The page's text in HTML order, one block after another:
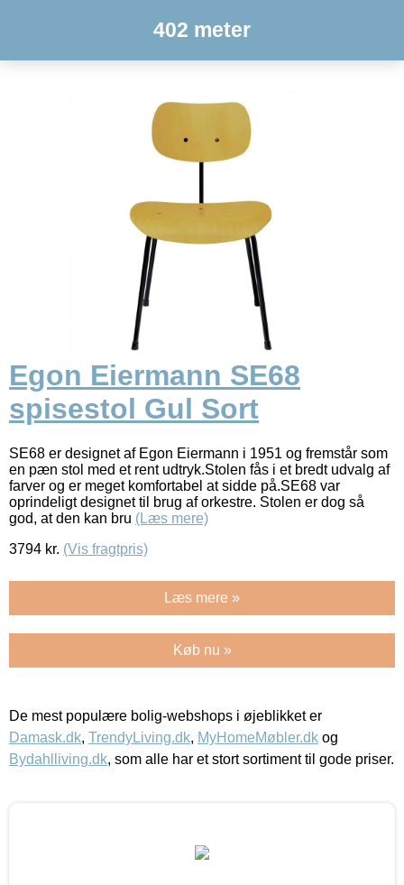
402 meter
Egon Eiermann SE68
spisestol Gul Sort
SE68 er designet af Egon Eiermann i 1951 og fremstår som
en pæn stol med et rent udtryk.Stolen fås i et bredt udvalg af
farver og er meget komfortabel at sidde på.SE68 var
oprindeligt designet til brug af orkestre. Stolen er dog så
god, at den kan bru (Læs mere)
3794 kr. (Vis fragtpris)
Læs mere »
Køb nu »
De mest populære bolig-webshops i øjeblikket er
Damask.dk, TrendyLiving.dk, MyHomeMøbler.dk og
Bydahlliving.dk, som alle har et stort sortiment til gode priser.